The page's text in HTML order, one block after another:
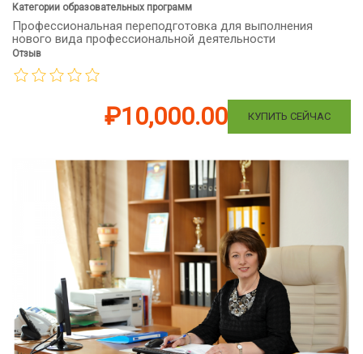
Категории образовательных программ
Профессиональная переподготовка для выполнения
нового вида профессиональной деятельности
Отзыв
₽10,000.00 КУПИТЬ СЕЙЧАС